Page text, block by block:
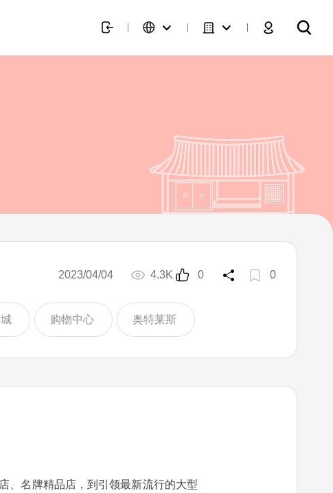
2023/04/04 4.3K 0 0
购物中心 奥特莱斯
、名牌精品店，到引领最新流行的大型